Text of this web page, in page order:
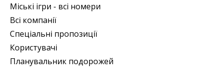
Міські ігри - всі номери
Всі компанії
Спеціальні пропозиції
Користувачі
Планувальник подорожей